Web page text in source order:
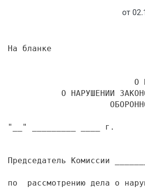
от
На бланке
О
О НАРУШЕНИИ
"__" _________ ____ г.
Председатель Комиссии
по  рассмотрению дела о